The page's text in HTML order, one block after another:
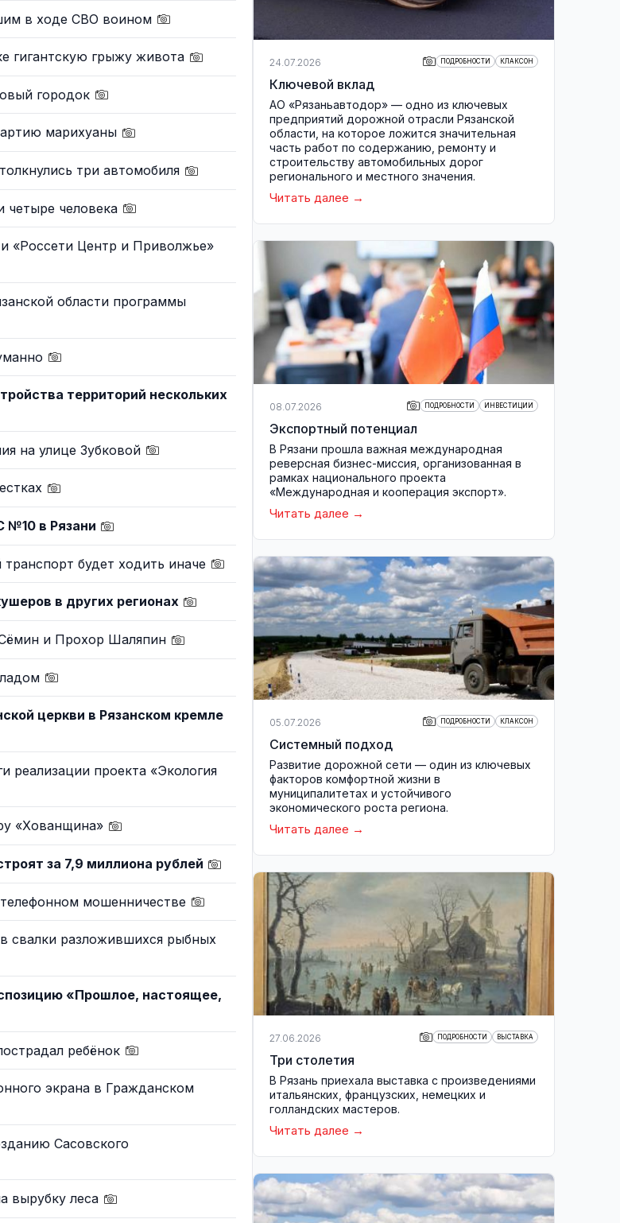
в ходе СВО воином
гигантскую грыжу живота
городок
марихуаны
три автомобиля
четыре человека
«Россети Центр и Приволжье»
области программы
территорий нескольких
на улице Зубковой
№10 в Рязани
будет ходить иначе
в других регионах
и Прохор Шаляпин
церкви в Рязанском кремле
реализации проекта «Экология
«Хованщина»
за 7,9 миллиона рублей
мошенничестве
свалки разложившихся рыбных
«Прошлое, настоящее,
ребёнок
экрана в Гражданском
Сасовского
вырубку леса
24.07.2026 ПОДРОБНОСТИ КЛАКСОН
Ключевой вклад
АО «Рязаньавтодор» — одно из ключевых
предприятий дорожной отрасли Рязанской
области, на которое ложится значительная
часть работ по содержанию, ремонту и
строительству автомобильных дорог
регионального и местного значения.
Читать далее
08.07.2026 ПОДРОБНОСТИ ИНВЕСТИЦИИ
Экспортный потенциал
В Рязани прошла важная международная
реверсная бизнес-миссия, организованная в
рамках национального проекта
«Международная и кооперация экспорт».
Читать далее
05.07.2026 ПОДРОБНОСТИ КЛАКСОН
Системный подход
Развитие дорожной сети — один из ключевых
факторов комфортной жизни в
муниципалитетах и устойчивого
экономического роста региона.
Читать далее
27.06.2026 ПОДРОБНОСТИ ВЫСТАВКА
Три столетия
В Рязань приехала выставка с произведениями
итальянских, французских, немецких и
голландских мастеров.
Читать далее